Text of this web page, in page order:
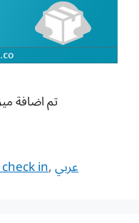
تم اضافة
in,عربي